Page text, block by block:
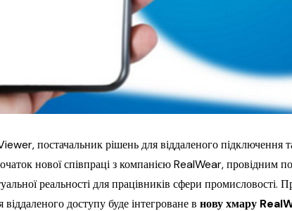
постачальник рішень для віддаленого підключення
нової співпраці з компанією RealWear, провідним
реальності для працівників сфери промисловості.
віддаленого доступу буде інтегроване в нову хмару